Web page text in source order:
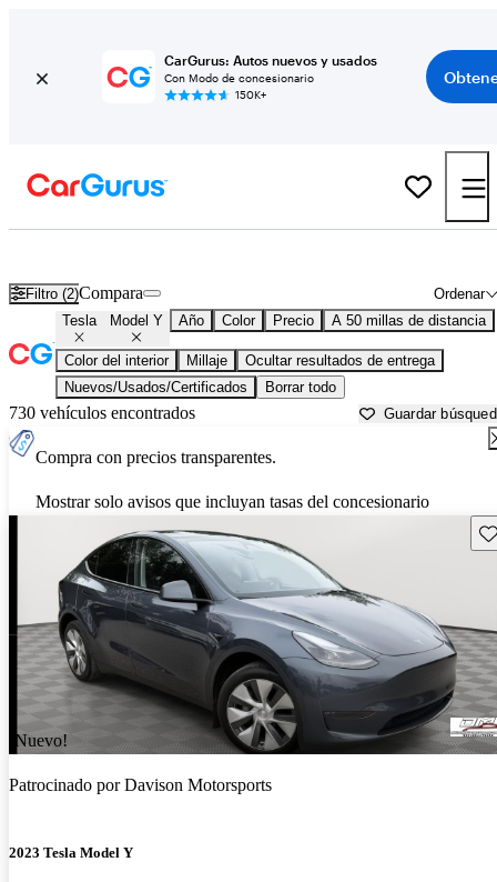
CarGurus: Autos nuevos y usados
Con Modo de concesionario
150K+
Filtro (2) Ordenar
Compara
Tesla Model Y Año Color Precio A 50 millas de distancia
Color del interior Millaje
Ocultar resultados de entrega
Nuevos/Usados/Certificados
Borrar todo
730 vehículos encontrados Guardar
Compra con precios transparentes.
Mostrar solo avisos que incluyan tasas del concesionario
¡Nuevo!
Patrocinado porDavison Motorsports
2023 Tesla Model Y